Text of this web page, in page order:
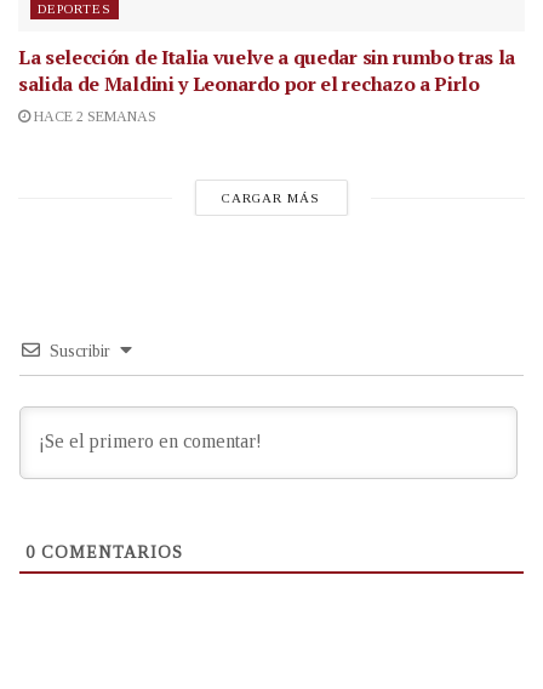
DEPORTES
La selección de Italia vuelve a quedar sin rumbo tras la
salida de Maldini y Leonardo por el rechazo a Pirlo
HACE 2 SEMANAS
CARGAR MÁS
Suscribir
0 COMENTARIOS